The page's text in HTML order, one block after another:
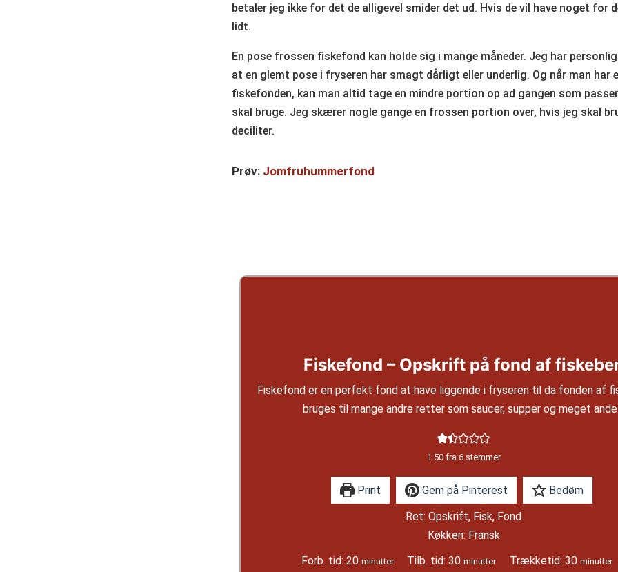
betaler jeg ikke for det de alligevel smider det ud. Hvis de vil have noget for
lidt.
En pose frossen fiskefond kan holde sig i mange måneder. Jeg har
at en glemt pose i fryseren har smagt dårligt eller underlig. Og når man har
fiskefonden, kan man altid tage en mindre portion op ad gangen som
skal bruge. Jeg skærer nogle gange en frossen portion over, hvis jeg skal
deciliter.
Prøv: Jomfruhummerfond
Fiskefond – Opskrift på fond af
Fiskefond er en perfekt fond at have liggende i fryseren til da fonden af
bruges til mange andre retter som saucer, supper og meget
1.50fra 6stemmer
Print Gem på Pinterest
Bedøm
Ret: Opskrift, Fisk, Fond
Køkken: Fransk
Forb. tid:20minutter
minutter Tilb. tid:30minutter
minutter Trækketid: 30minutter
minutter